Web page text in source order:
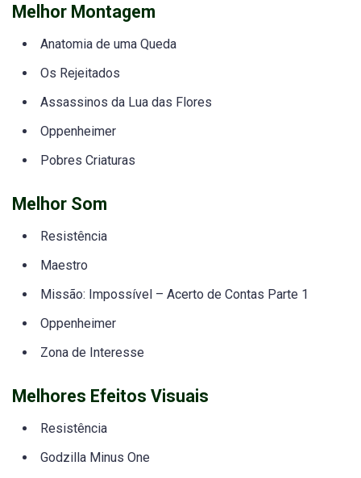
Melhor Montagem
Anatomia de uma Queda
Os Rejeitados
Assassinos da Lua das Flores
Oppenheimer
Pobres Criaturas
Melhor Som
Resistência
Maestro
Missão: Impossível – Acerto de Contas Parte 1
Oppenheimer
Zona de Interesse
Melhores Efeitos Visuais
Resistência
Godzilla Minus One